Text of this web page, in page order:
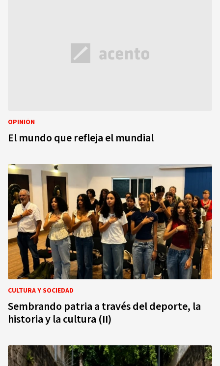
OPINIÓN
El mundo que refleja el mundial
CULTURA Y SOCIEDAD
Sembrando patria a través del deporte, la
historia y la cultura (II)